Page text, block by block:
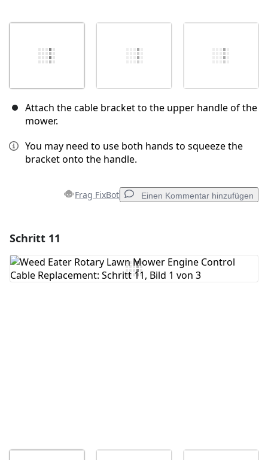
Attach the cable bracket to the upper handle of the
mower.
You may need to use both hands to squeeze the
bracket onto the handle.
Frag FixBot Einen Kommentar hinzufügen
Kommentar hinzufügen
Schritt 11